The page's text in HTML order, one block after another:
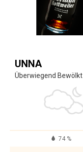
UNNA
Überwiegend Bewölkt
74 %